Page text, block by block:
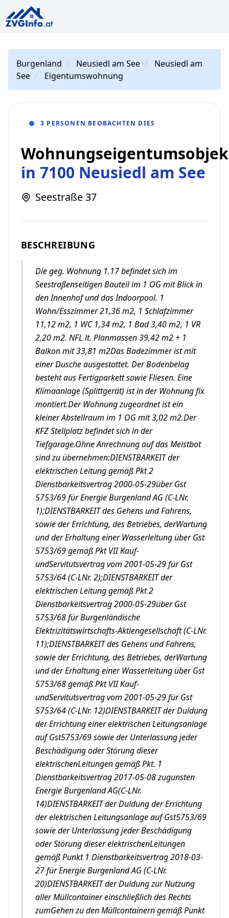
Burgenland Neusiedl am See
Neusiedl am
See
Eigentumswohnung
3 PERSONEN BEOBACHTEN DIES
in 7100 Neusiedl am See
Seestraße 37
BESCHREIBUNG
Die geg. Wohnung 1.17 befindet sich im
Seestraßenseitigen Bauteil im 1 OG mit Blick in
den Innenhof und das Indoorpool. 1
Wohn/Esszimmer 21,36 m2, 1 Schlafzimmer
11,12 m2, 1 WC 1,34 m2, 1 Bad 3,40 m2, 1 VR
2,20 m2. NFL lt. Planmassen 39,42 m2 + 1
Balkon mit 33,81 m2Das Badezimmer ist mit
einer Dusche ausgestattet. Der Bodenbelag
besteht aus Fertigparkett sowie Fliesen. Eine
Klimaanlage (Splittgerät) ist in der Wohnung fix
montiert.Der Wohnung zugeordnet ist ein
kleiner Abstellraum im 1 OG mit 3,02 m2.Der
KFZ Stellplatz befindet sich in der
Tiefgarage.Ohne Anrechnung auf das Meistbot
sind zu übernehmen:DIENSTBARKEIT der
elektrischen Leitung gemäß Pkt 2
Dienstbarkeitsvertrag 2000-05-29über Gst
5753/69 für Energie Burgenland AG (C-LNr.
1);DIENSTBARKEIT des Gehens und Fahrens,
sowie der Errichtung, des Betriebes, derWartung
und der Erhaltung einer Wasserleitung über Gst
5753/69 gemäß Pkt VII Kauf-
undServitutsvertrag vom 2001-05-29 für Gst
5753/64 (C-LNr. 2);DIENSTBARKEIT der
elektrischen Leitung gemäß Pkt 2
Dienstbarkeitsvertrag 2000-05-29über Gst
5753/68 für Burgenländische
Elektrizitätswirtschafts-Aktiengesellschaft (C-LNr.
11);DIENSTBARKEIT des Gehens und Fahrens,
sowie der Errichtung, des Betriebes, derWartung
und der Erhaltung einer Wasserleitung über Gst
5753/68 gemäß Pkt VII Kauf-
undServitutsvertrag vom 2001-05-29 für Gst
5753/64 (C-LNr. 12)DIENSTBARKEIT der Duldung
der Errichtung einer elektrischen Leitungsanlage
auf Gst5753/69 sowie der Unterlassung jeder
Beschädigung oder Störung dieser
elektrischenLeitungen gemäß Pkt. 1
Dienstbarkeitsvertrag 2017-05-08 zugunsten
Energie Burgenland AG(C-LNr.
14)DIENSTBARKEIT der Duldung der Errichtung
der elektrischen Leitungsanlage auf Gst5753/69
sowie der Unterlassung jeder Beschädigung
oder Störung dieser elektrischenLeitungen
gemäß Punkt 1 Dienstbarkeitsvertrag 2018-03-
27 für Energie Burgenland AG (C-LNr.
20)DIENSTBARKEIT der Duldung zur Nutzung
aller Müllcontainer einschließlich des Rechts
zumGehen zu den Müllcontainern gemäß Punkt